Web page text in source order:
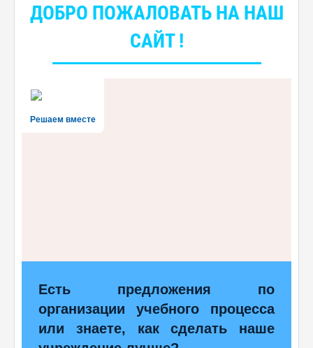
ДОБРО ПОЖАЛОВАТЬ НА НАШ
САЙТ !
Решаем вместе
Есть предложения по
организации учебного процесса
или знаете, как сделать наше